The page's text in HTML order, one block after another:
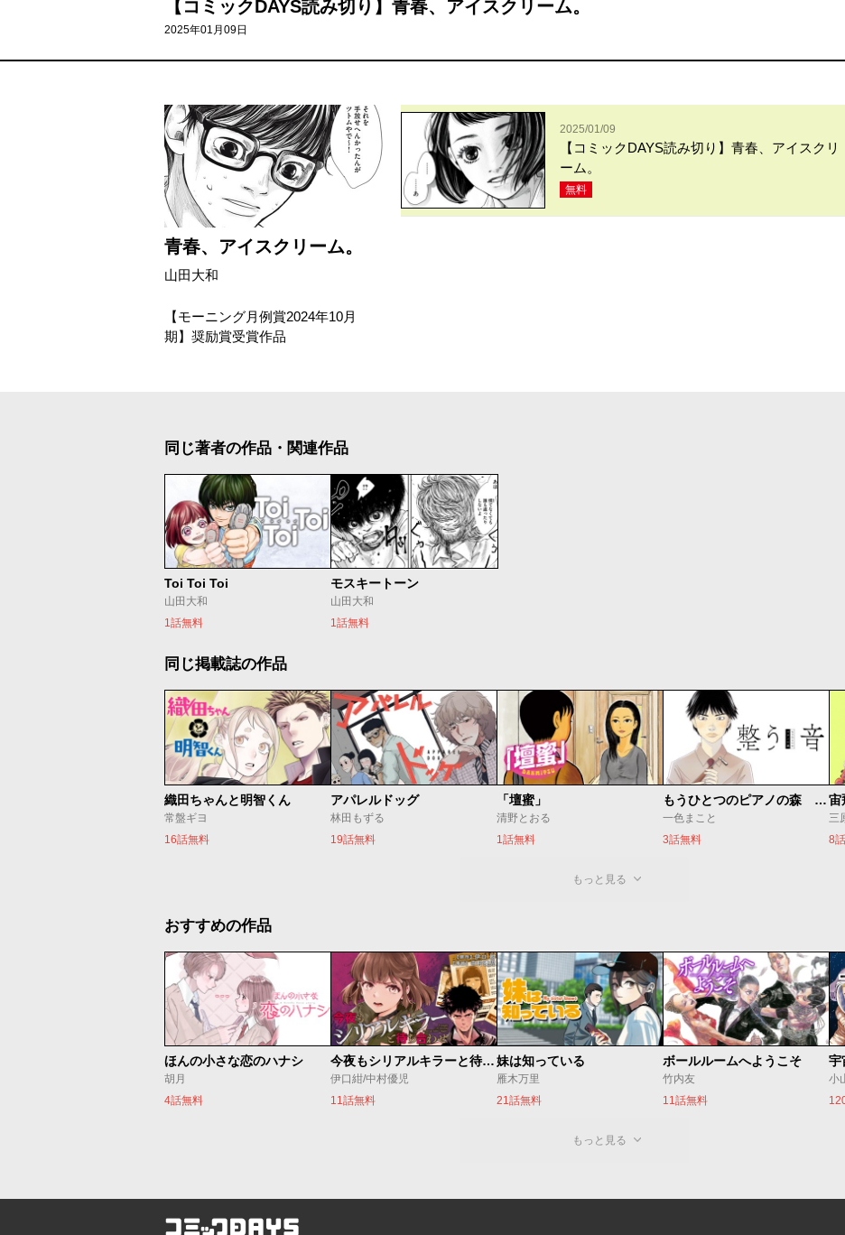
【コミックDAYS読み切り】青春、アイスクリーム。
2025年01月09日
青春、アイスクリーム。
山田大和
【モーニング月例賞2024年10月
期】奨励賞受賞作品
2025/01/09
【コミックDAYS読み切り】青春、アイスクリ
ーム。
無料
同じ著者の作品・関連作品
Toi Toi Toi
山田大和
1話無料
モスキートーン
山田大和
1話無料
同じ掲載誌の作品
織田ちゃんと明智くん
常盤ギヨ
16話無料
アパレルドッグ
林田もずる
19話無料
「壇蜜」
清野とおる
1話無料
もうひとつのピアノの森 整う音
一色まこと
3話無料
宙
三
8
もっと見る
おすすめの作品
ほんの小さな恋のハナシ
胡月
4話無料
今夜もシリアルキラーと待ち合わせ
伊口紺/中村優児
11話無料
妹は知っている
雁木万里
21話無料
ボールルームへようこそ
竹内友
11話無料
宇
小
もっと見る